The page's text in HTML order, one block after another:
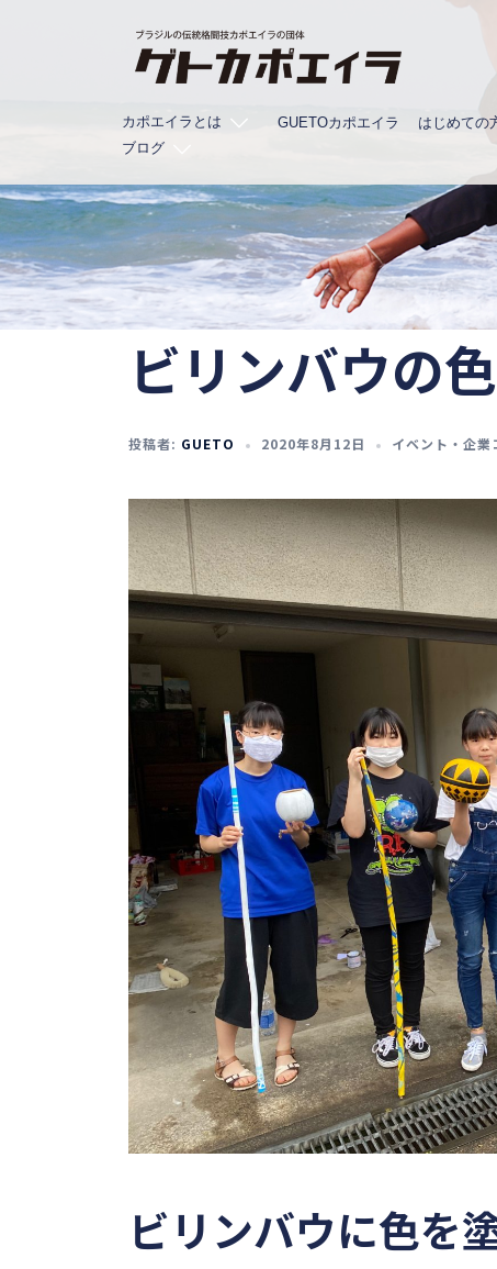
ス
キ
ッ
プ
カポエイラとは GUETOカポエイラ はじめての
ブログ
ビリンバウの
投稿者: GUETO 2020年8月12日 イベント・企業
ビリンバウに色を